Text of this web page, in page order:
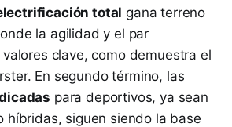
total gana terreno
la agilidad y el par
clave, como demuestra el
En segundo término, las
para deportivos, ya sean
híbridas, siguen siendo la base